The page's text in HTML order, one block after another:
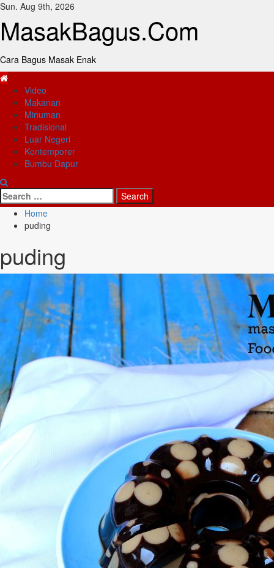
Skip
content
Sun. Aug 9th, 2026
MasakBagus.Com
Cara Bagus Masak Enak
Primary
Menu
Video
Makanan
Minuman
Tradisional
Luar Negeri
Kontemporer
Bumbu Dapur
Search
for:
Home
puding
puding